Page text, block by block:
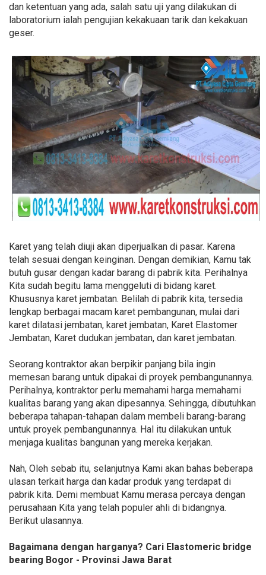
dan ketentuan yang ada, salah satu uji yang dilakukan di
laboratorium ialah pengujian kekakuaan tarik dan kekakuan
geser.
Karet yang telah diuji akan diperjualkan di pasar. Karena
telah sesuai dengan keinginan. Dengan demikian, Kamu tak
butuh gusar dengan kadar barang di pabrik kita. Perihalnya
Kita sudah begitu lama menggeluti di bidang karet.
Khususnya karet jembatan. Belilah di pabrik kita, tersedia
lengkap berbagai macam karet pembangunan, mulai dari
karet dilatasi jembatan, karet jembatan, Karet Elastomer
Jembatan, Karet dudukan jembatan, dan karet jembatan.
Seorang kontraktor akan berpikir panjang bila ingin
memesan barang untuk dipakai di proyek pembangunannya.
Perihalnya, kontraktor perlu memahami harga memahami
kualitas barang yang akan dipesannya. Sehingga, dibutuhkan
beberapa tahapan-tahapan dalam membeli barang-barang
untuk proyek pembangunannya. Hal itu dilakukan untuk
menjaga kualitas bangunan yang mereka kerjakan.
Nah, Oleh sebab itu, selanjutnya Kami akan bahas beberapa
ulasan terkait harga dan kadar produk yang terdapat di
pabrik kita. Demi membuat Kamu merasa percaya dengan
perusahaan Kita yang telah populer ahli di bidangnya.
Berikut ulasannya.
Bagaimana dengan harganya? Cari Elastomeric bridge
bearing Bogor - Provinsi Jawa Barat